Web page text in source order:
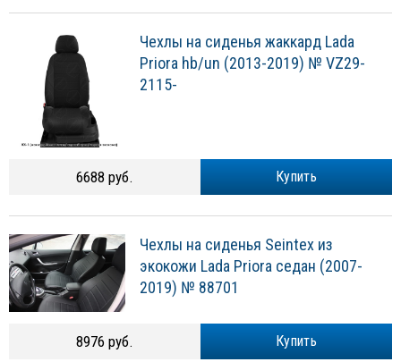
Чехлы на сиденья жаккард Lada
Priora hb/un (2013-2019) № VZ29-
2115-
Купить
6688 руб.
Чехлы на сиденья Seintex из
экокожи Lada Priora седан (2007-
2019) № 88701
Купить
8976 руб.